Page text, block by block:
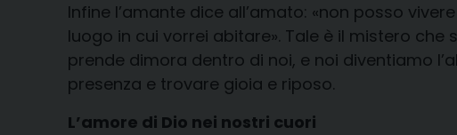
Infine l’amante dice all’amato: «non posso
luogo in cui vorrei abitare». Tale è il mistero
prende dimora dentro di noi, e noi diventiamo
presenza e trovare gioia e riposo.
L’amore di Dio nei nostri cuori